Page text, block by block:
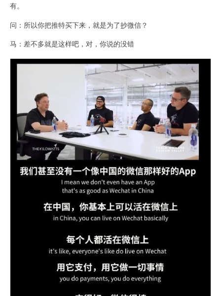
有。
问：所以你把推特买下来，就是为了抄微信？
马：差不多就是这样吧，对，你说的没错